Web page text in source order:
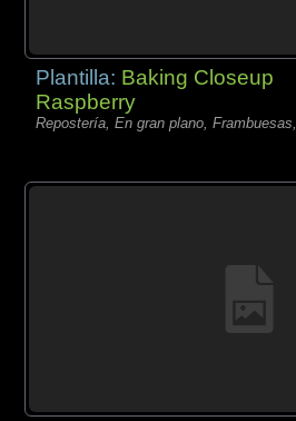
Plantilla: Baking Closeup
Raspberry
Repostería, En gran plano, Frambuesas,